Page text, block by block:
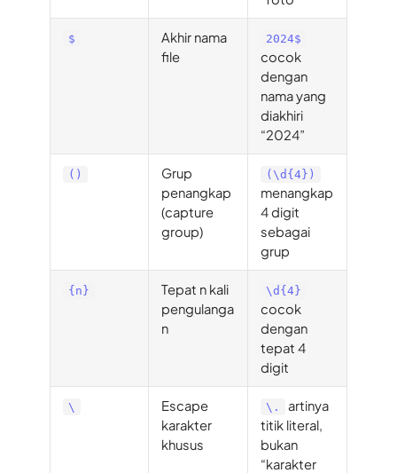
$
Akhir nama
file
2024$
cocok
dengan
nama yang
diakhiri
“2024”
()
Grup
penangkap
(capture
group)
(\d{4})
menangkap
4 digit
sebagai
grup
{n}
Tepat n kali
pengulanga
n
\d{4}
cocok
dengan
tepat 4
digit
\
Escape
karakter
khusus
\.
artinya
titik literal,
bukan
“karakter